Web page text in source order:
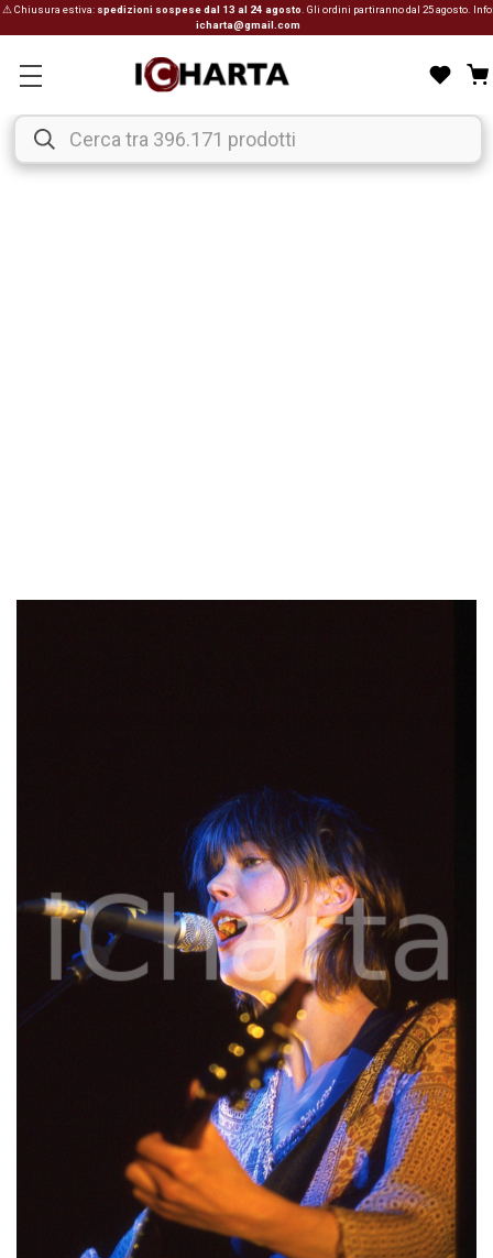
⚠ Chiusura estiva: spedizioni sospese dal 13 al 24 agosto . Gli ordini partiranno dal 25 agosto. Info:
icharta@gmail.com